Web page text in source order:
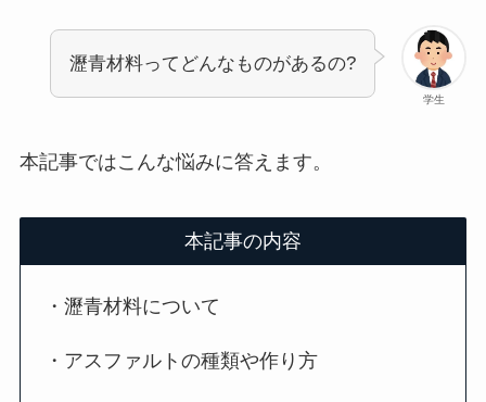
学生
瀝青材料ってどんなものがあるの?
本記事ではこんな悩みに答えます。
本記事の内容
・瀝青材料について
・アスファルトの種類や作り方